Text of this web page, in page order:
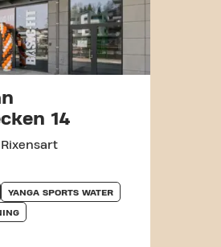
14
YANGA SPORTS WATER